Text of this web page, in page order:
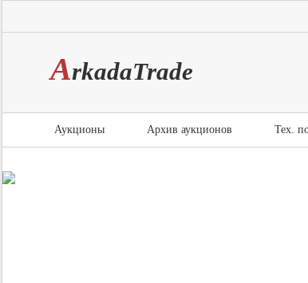
ArkadaTrade
Аукционы Архив аукционов Тех.